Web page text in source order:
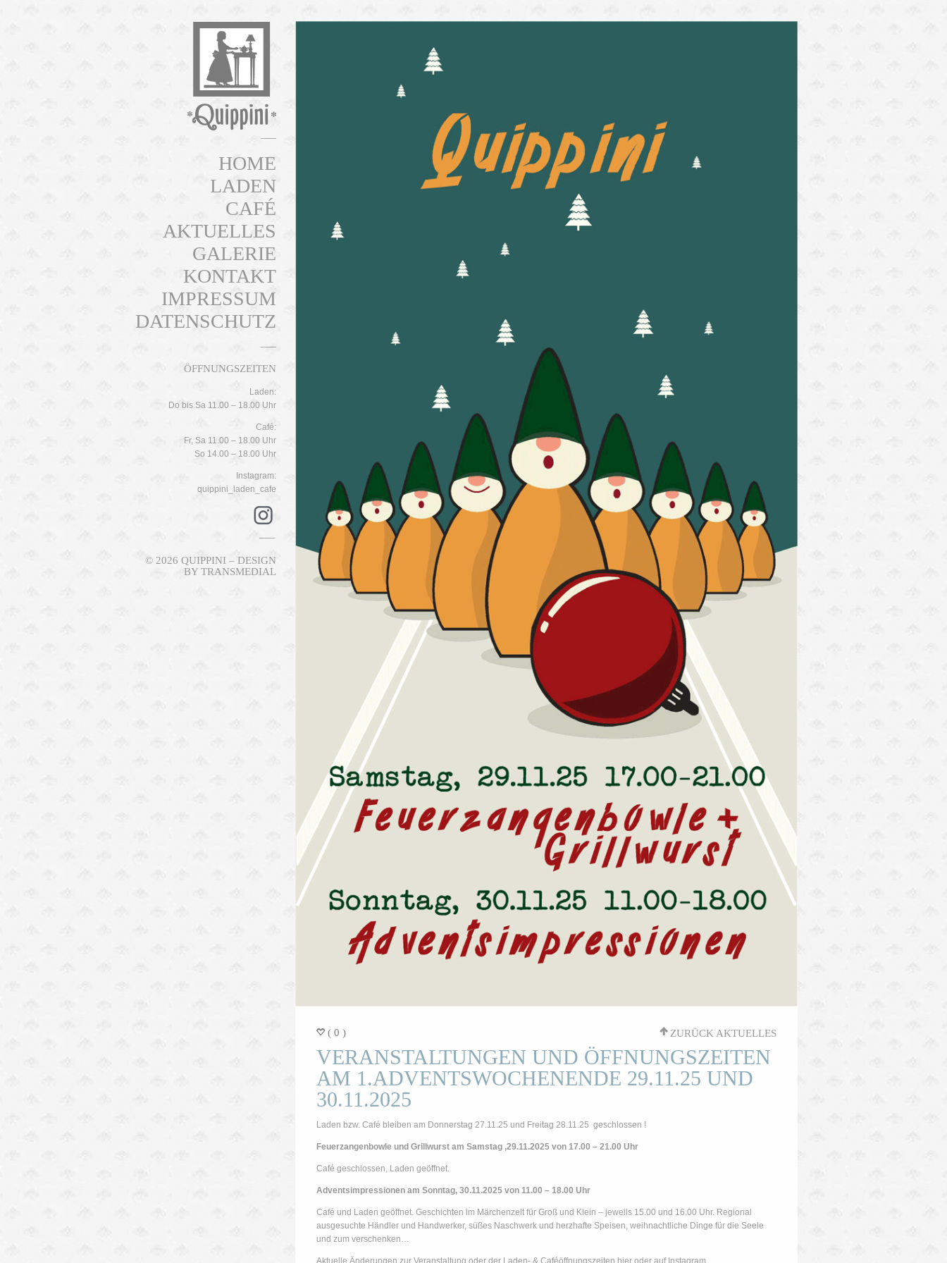
HOME
LADEN
CAFÉ
AKTUELLES
GALERIE
KONTAKT
IMPRESSUM
DATENSCHUTZ
ÖFFNUNGSZEITEN
Laden:
Do bis Sa 11.00 – 18.00 Uhr
Café:
Fr, Sa 11.00 – 18.00 Uhr
So 14.00 – 18.00 Uhr
Instagram:
quippini_laden_cafe
© 2026 QUIPPINI – DESIGN
BY TRANSMEDIAL
' ZURÜCK AKTUELLES
= ( 0 )
VERANSTALTUNGEN UND ÖFFNUNGSZEITEN
AM 1.ADVENTSWOCHENENDE 29.11.25 UND
30.11.2025
Laden bzw. Café bleiben am Donnerstag 27.11.25 und Freitag 28.11.25 geschlossen !
Feuerzangenbowle und Grillwurst am Samstag ,29.11.2025 von 17.00 – 21.00 Uhr
Café geschlossen, Laden geöffnet.
Adventsimpressionen am Sonntag, 30.11.2025 von 11.00 – 18.00 Uhr
Café und Laden geöffnet. Geschichten im Märchenzelt für Groß und Klein – jeweils 15.00 und 16.00 Uhr. Regional
ausgesuchte Händler und Handwerker, süßes Naschwerk und herzhafte Speisen, weihnachtliche Dinge für die Seele
und zum verschenken…